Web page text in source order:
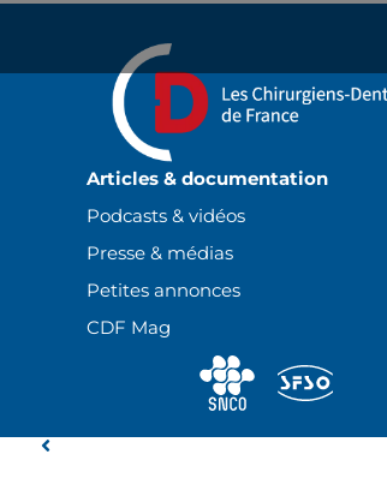
Articles & documentation
Podcasts & vidéos
Presse & médias
Petites annonces
CDF Mag